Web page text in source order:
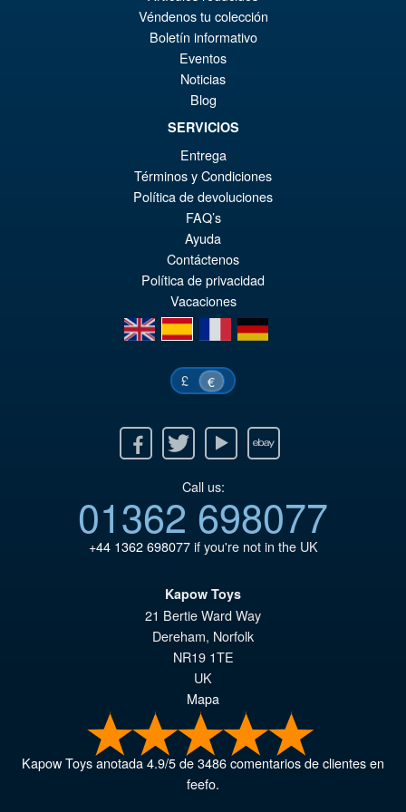
VORBESTELLUNGEN
S.H.Figuarts One Piece Nico
Robin (Enies Lobby) Action
Figure
VORBESTELLUNGEN
Véndenos tu colección
Boletín informativo
Eventos
Noticias
Blog
SERVICIOS
Entrega
Términos y Condiciones
Política de devoluciones
FAQ’s
Ayuda
Contáctenos
Política de privacidad
Vacaciones
en
es fr de
£ €
Twitter Youtube Ebay
Call us:
01362 698077
+44 1362 698077if you're not in the UK
Kapow Toys
21 Bertie Ward Way
Dereham, Norfolk
NR19 1TE
UK
Mapa
Kapow Toysanotada4.9/5de3486comentarios de clientes en
feefo.